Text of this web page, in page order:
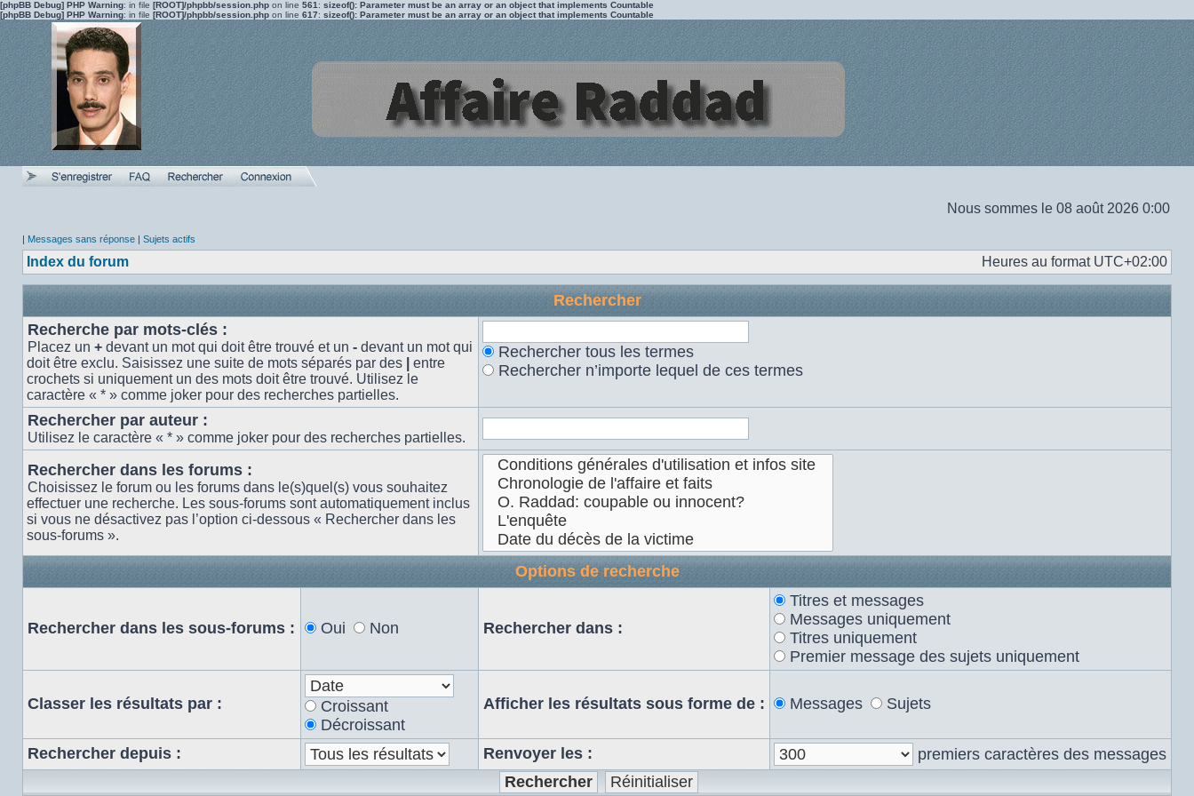
[phpBB Debug] PHP Warning: in file [ROOT]/phpbb/session.php on line 561 : sizeof(): Parameter must be an array or an object that implements Countable
[phpBB Debug] PHP Warning: in file [ROOT]/phpbb/session.php on line 617: sizeof(): Parameter must be an array or an object that implements Countable
Nous sommes le 08 août 2026 0:00
| Messages sans réponse | Sujets actifs
Index du forum Heures au format UTC+02:00
Rechercher
Recherche par mots-clés :
Placez un + devant un mot qui doit être trouvé et un - devant un mot qui
doit être exclu. Saisissez une suite de mots séparés par des
entre
crochets si uniquement un des mots doit être trouvé. Utilisez le
caractère « * » comme joker pour des recherches partielles.
Rechercher tous les termes
Rechercher n’importe lequel de ces termes
Rechercher par auteur :
Utilisez le caractère « * » comme joker pour des recherches partielles.
Rechercher dans les forums :
Choisissez le forum ou les forums dans le(s)quel(s) vous souhaitez
effectuer une recherche. Les sous-forums sont automatiquement inclus
si vous ne désactivez pas l’option ci-dessous « Rechercher dans les
sous-forums ».
Options de recherche
Rechercher dans les sous-forums : Oui Non Rechercher dans :
Titres et messages
Messages uniquement
Titres uniquement
Premier message des sujets uniquement
Classer les résultats par :
Croissant
Décroissant
Afficher les résultats sous forme de : Messages Sujets
Rechercher depuis : Renvoyer les : premiers caractères des messages